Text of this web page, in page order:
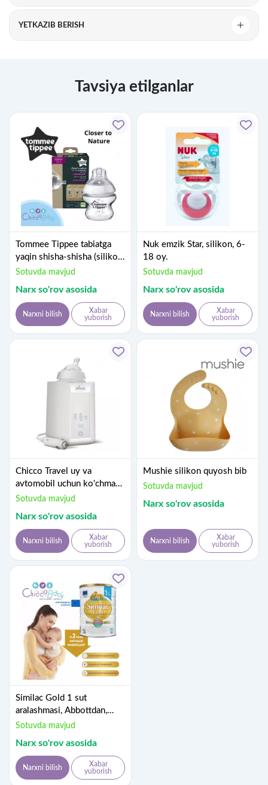
YETKAZIB BERISH
Tavsiya etilganlar
Tommee Tippee tabiatga
yaqin shisha-shisha (silikon
nipel), 150 mл
Sotuvda mavjud
Narx so'rov asosida
Narxni bilish
Xabar
yuborish
Nuk emzik Star, silikon, 6-
18 oy.
Sotuvda mavjud
Narx so'rov asosida
Narxni bilish
Xabar
yuborish
Chicco Travel uy va
avtomobil uchun ko'chma
elektr shisha isitgichi
Sotuvda mavjud
Narx so'rov asosida
Narxni bilish
Xabar
yuborish
Mushie silikon quyosh bib
Sotuvda mavjud
Narx so'rov asosida
Narxni bilish
Xabar
yuborish
Similac Gold 1 sut
aralashmasi, Abbottdan,
400 g, tug'ilishdan
Sotuvda mavjud
Narx so'rov asosida
Narxni bilish
Xabar
yuborish